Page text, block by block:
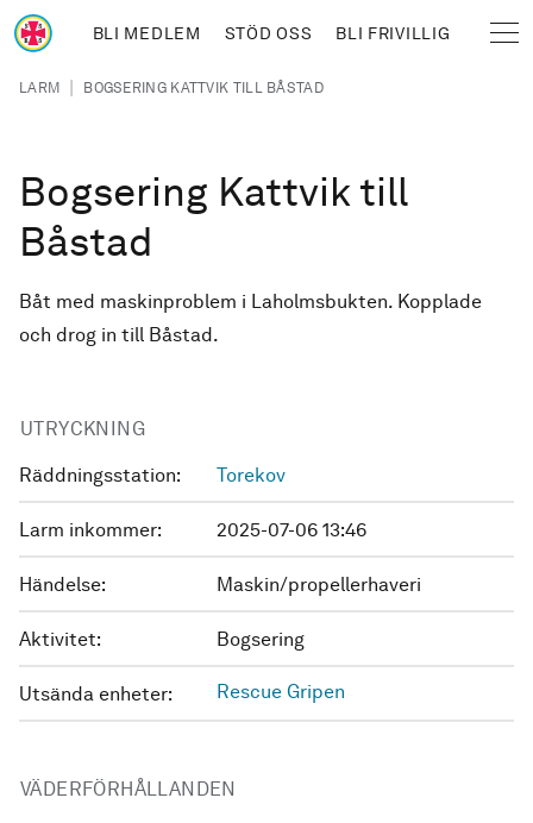
Hoppa till huvudinnehåll
BLI MEDLEM STÖD OSS BLI FRIVILLIG
Länkstig
LARM | BOGSERING KATTVIK TILL BÅSTAD
Bogsering Kattvik till
Båstad
Båt med maskinproblem i Laholmsbukten. Kopplade
och drog in till Båstad.
UTRYCKNING
Räddningsstation: Torekov
Larm inkommer: 2025-07-06 13:46
Händelse: Maskin/propellerhaveri
Aktivitet: Bogsering
Utsända enheter: Rescue Gripen
VÄDERFÖRHÅLLANDEN